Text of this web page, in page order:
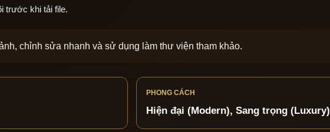
trước khi tải file.
chỉnh sửa nhanh và sử dụng làm thư viện tham khảo.
PHONG CÁCH
Hiện đại (Modern), Sang trọng (Luxury)